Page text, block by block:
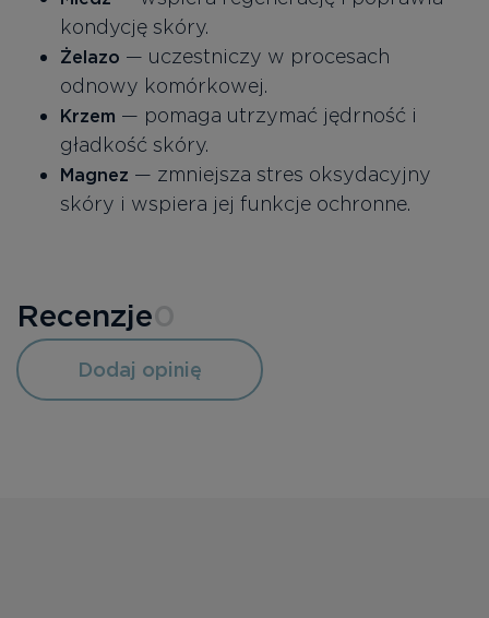
kondycję skóry.
Żelazo — uczestniczy w procesach
odnowy komórkowej.
Krzem — pomaga utrzymać jędrność i
gładkość skóry.
Magnez — zmniejsza stres oksydacyjny
skóry i wspiera jej funkcje ochronne.
Recenzje
Dodaj opinię